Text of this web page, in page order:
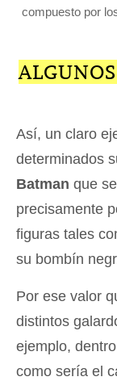
compuesto por
Así, un claro
determinados
Batman que
precisamente
figuras tales
su bombín
Por ese valor
distintos
ejemplo,
como sería el